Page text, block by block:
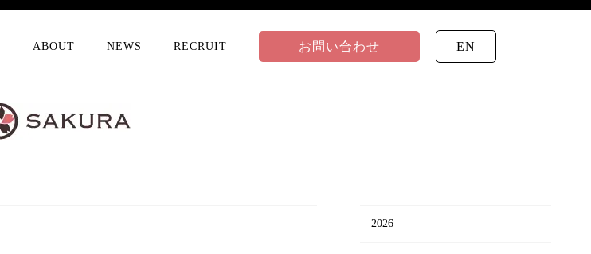
ABOUT NEWS RECRUIT お問い合わせ EN
2026